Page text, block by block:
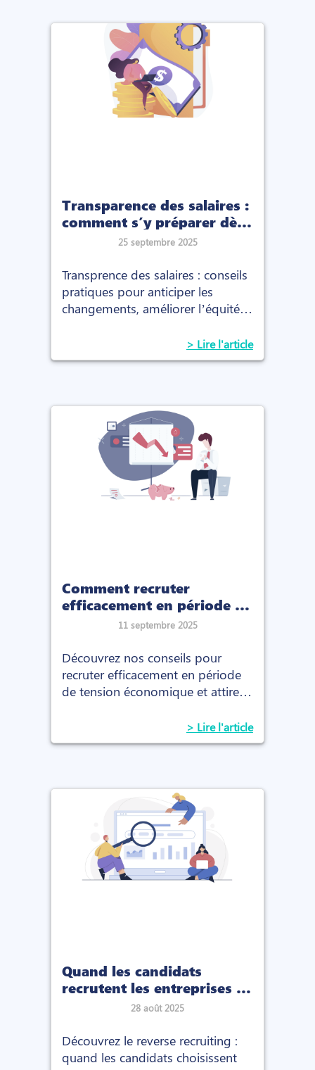
Transparence des salaires :
comment s’y préparer dès
maintenant ?25 septembre 2025
Transprence des salaires : conseils
pratiques pour anticiper les
changements, améliorer l’équité
> Lire l'article
Comment recruter
efficacement en période de
tension économique ?
11 septembre 2025
Découvrez nos conseils pour
recruter efficacement en période
de tension économique et attirer
> Lire l'article
Quand les candidats
recrutent les entreprises :
l’ère du "reverse
28 août 2025
Découvrez le reverse recruiting :
quand les candidats choisissent